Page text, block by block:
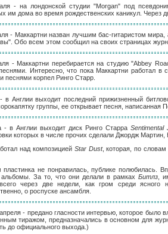
- на лондонской студии "Morgan" под
им дома во время рождественских каникул. Через
- Маккартни назван лучшим бас-гитаристом
Обо всем этом сообщил на своих страницах
- Маккартни перебирается на студию "Abbey
Интересно, что пока Маккартни работал в
песнями корпел Ринго Старр.
в Англии выходит последний прижизненный
группы, ее открывает песня,
- в Англии выходит диск Ринго СтарраSentimental
которых в числе прочих сделали Джордж
над композицией Star Dust, которая, по
пластинка не понравилась, публике полюбилась.
альбомы. За то, что они делали в рамкахБитлз ,
через две недели, как гром среди
о роспуске ансамбля.
- предано гласности интервью, которое было
тиражом, предназначались в основном для
до официального выхода.)